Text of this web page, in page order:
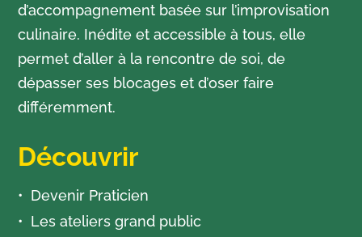
d’accompagnement basée sur l’improvisation
culinaire. Inédite et accessible à tous, elle
permet d’aller à la rencontre de soi, de
dépasser ses blocages et d’oser faire
différemment.
Découvrir
Devenir Praticien
Les ateliers grand public